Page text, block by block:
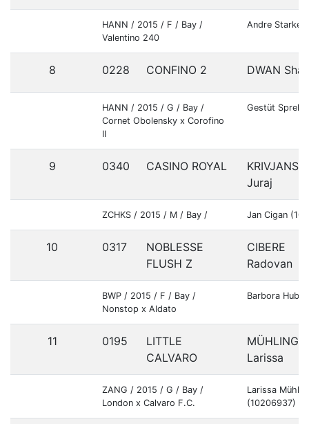
HANN / 2015 / F / Bay /
Valentino 240
Andre Starke
8 0228 CONFINO 2 DWAN
HANN / 2015 / G / Bay /
Cornet Obolensky x Corofino
II
Gestüt
9 0340 CASINO ROYAL
Juraj
ZCHKS / 2015 / M / Bay / Jan Cigan
10 0317
NOBLESSE
FLUSH Z
CIBERE
Radovan
BWP / 2015 / F / Bay /
Nonstop x Aldato
Barbora
11 0195
LITTLE
CALVARO
MÜHLING
Larissa
ZANG / 2015 / G / Bay /
London x Calvaro F.C.
Larissa
(10206937)